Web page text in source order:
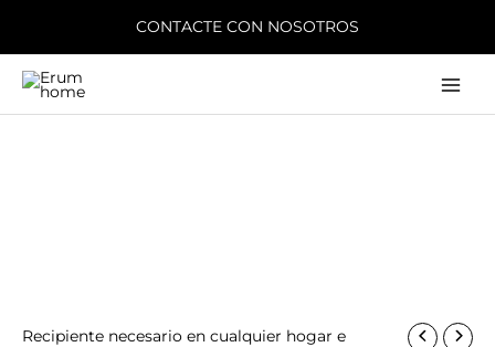
contenido
CONTACTE CON NOSOTROS
Main
Recipiente necesario en cualquier hogar e